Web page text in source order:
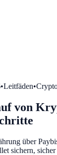
•Leitfäden•
von
über
sichern,